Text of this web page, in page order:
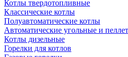
Котлы твердотопливные
Классические котлы
Полуавтоматические котлы
Автоматические угольные и
Котлы дизельные
Горелки для котлов